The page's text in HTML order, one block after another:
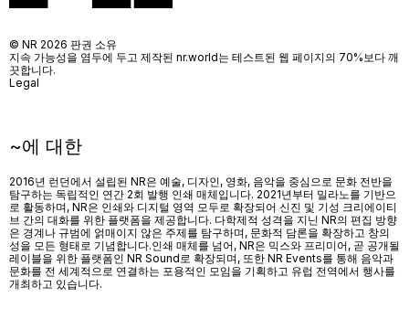
~에 대한
2016년 런던에서 설립된 NR은 예술, 디자인, 영화, 음악을 중심으로 문화 전반을
탐구하는 독립적인 연간 2회 발행 인쇄 매체입니다. 2021년부터 밀라노를 기반으
로 활동하며, NR은 인쇄와 디지털 영역 모두로 확장되어 신진 및 기성 크리에이티
브 간의 대화를 위한 플랫폼을 제공합니다. 다학제적 성격을 지닌 NR의 편집 방향
은 경계나 규범에 얽매이지 않은 주제를 탐구하며, 문화적 담론을 확장하고 창의
성을 모든 형태로 기념합니다.인쇄 매체를 넘어, NR은 믹스와 프리미어, 곧 공개될
레이블을 위한 플랫폼인 NR Sound 로 확장되며, 또한 NR Events를 통해 음악과
문화를 전 세계적으로 연결하는 포용적인 모임을 기획하고 유럽 전역에서 행사를
개최하고 있습니다.
© NR 2026 판권 소유
지속 가능성을 염두에 두고 제작된 nr.world는 테스트된 웹 페이지의 70%보다 깨
끗합니다.
Legal